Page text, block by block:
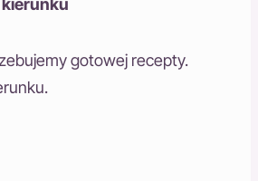
kierunku
gotowej recepty.